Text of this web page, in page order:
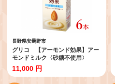
長野県安曇野市
グリコ 【アーモンド効果】アー
モンドミルク〈砂糖不使用〉
「1000ml×６本」
11,000 円